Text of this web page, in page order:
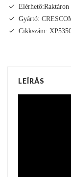
Elérhető:Raktáron
Gyártó:
Cikkszám:
LEÍRÁS